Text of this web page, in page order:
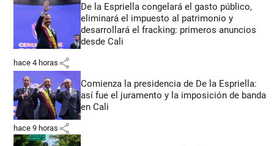
De la Espriella congelará el gasto público,
eliminará el impuesto al patrimonio y
desarrollará el fracking: primeros anuncios
desde Cali
hace 4 horas share
Comienza la presidencia de De la Espriella:
así fue el juramento y la imposición de banda
en Cali
hace 9 horas share